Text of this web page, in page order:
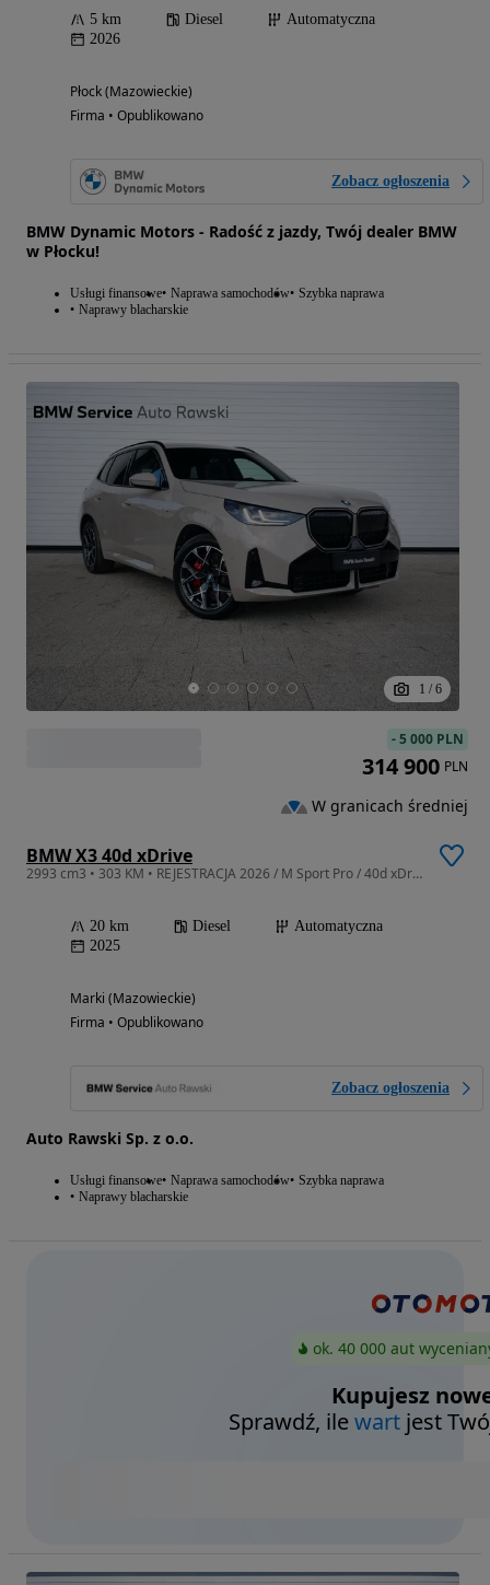
5 km Diesel
Automatyczna
2026
Płock (Mazowieckie)
Firma • Opublikowano
Zobacz ogłoszenia
BMW Dynamic Motors - Radość z jazdy, Twój dealer BMW
w Płocku!
Usługi finansowe Naprawa samochodów Szybka naprawa
Naprawy blacharskie
1 / 6
BMW X3 40d xDrive
2993 cm3 • 303 KM • REJESTRACJA 2026 / M Sport Pro / 40d xDrive
20 km Diesel
Automatyczna
2025
Marki (Mazowieckie)
Firma • Opublikowano
Zobacz ogłoszenia
Auto Rawski Sp. z o.o.
Usługi finansowe Naprawa samochodów Szybka naprawa
Naprawy blacharskie
-5 000 PLN
314 900 PLN
W granicach średniej
ok. 40 000 aut
Kupujesz
Sprawdź, ilewart jest